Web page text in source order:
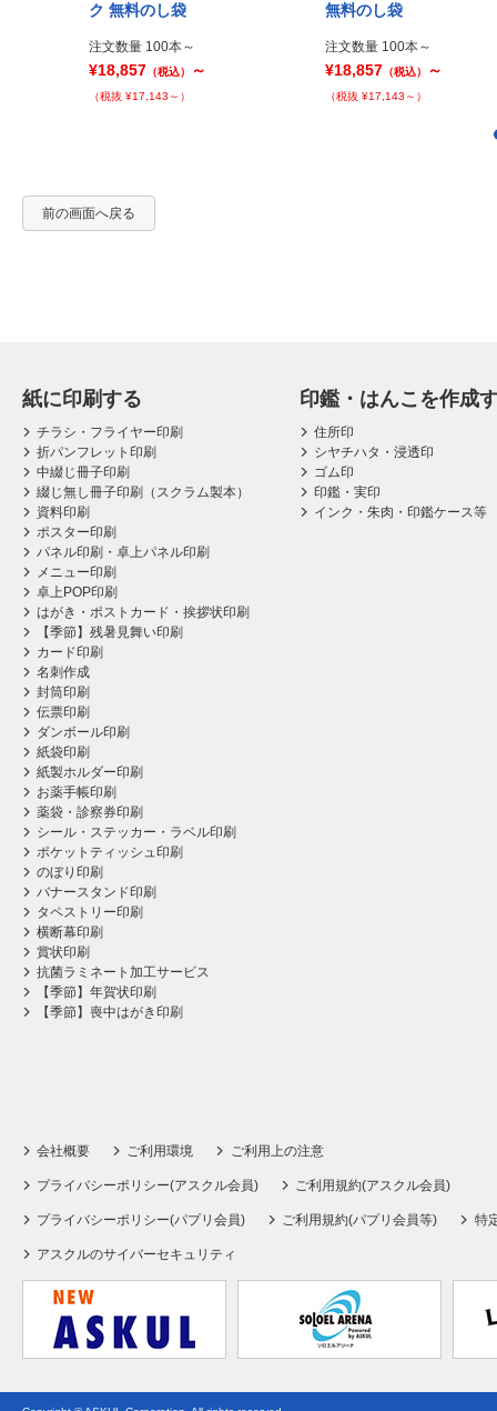
ク 無料のし袋
注文数量 100本～
¥18,857 （税込） ～
（税抜 ¥17,143～）
無料のし袋
注文数量 100本～
¥18,857 （税込） ～
（税抜 ¥17,143～）
前の画面へ戻る
紙に印刷する
チラシ・フライヤー印刷
折パンフレット印刷
中綴じ冊子印刷
綴じ無し冊子印刷（スクラム製本）
資料印刷
ポスター印刷
パネル印刷・卓上パネル印刷
メニュー印刷
卓上POP印刷
はがき・ポストカード・挨拶状印刷
【季節】残暑見舞い印刷
カード印刷
名刺作成
封筒印刷
伝票印刷
ダンボール印刷
紙袋印刷
紙製ホルダー印刷
お薬手帳印刷
薬袋・診察券印刷
シール・ステッカー・ラベル印刷
ポケットティッシュ印刷
のぼり印刷
バナースタンド印刷
タペストリー印刷
横断幕印刷
賞状印刷
抗菌ラミネート加工サービス
【季節】年賀状印刷
【季節】喪中はがき印刷
印鑑・はんこを作成
住所印
シヤチハタ・浸透印
ゴム印
印鑑・実印
インク・朱肉・印鑑ケース等
会社概要 ご利用環境 ご利用上の注意
プライバシーポリシー(アスクル会員) ご利用規約(アスクル会員)
プライバシーポリシー(パプリ会員) ご利用規約(パプリ会員等) 特
アスクルのサイバーセキュリティ